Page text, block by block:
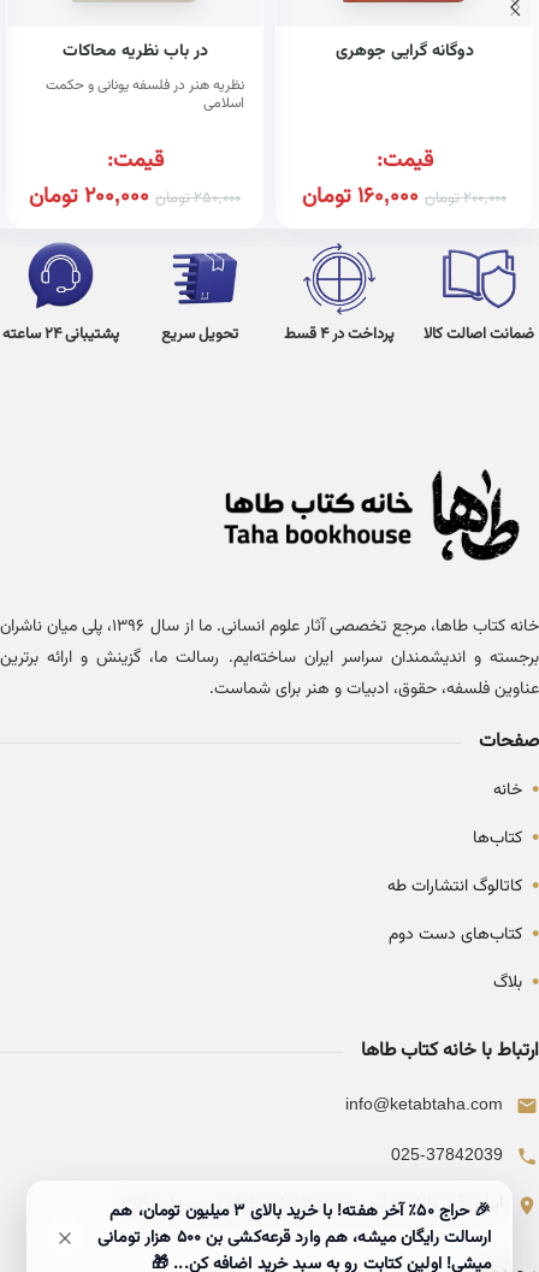
دوگانه گرایی جوهری
قیمت:
200,000تومان 160,000تومان
در باب نظریه محاکات
نظریه هنر در فلسفه یونانی و حکمت
اسلامی
قیمت:
250,000تومان 200,000تومان
ضمانت اصالت کالا پرداخت در 4 قسط تحویل سریع پشتیبانی 24 ساعته
خانه کتاب طاها، مرجع تخصصی آثار علوم انسانی. ما از سال ۱۳۹۶، پلی میان ناشران
برجسته و اندیشمندان سراسر ایران ساخته‌ایم. رسالت ما، گزینش و ارائه برترین
عناوین فلسفه، حقوق، ادبیات و هنر برای شماست.
صفحات
• خانه
• کتاب‌ها
• کاتالوگ انتشارات طه
• کتاب‌های دست دوم
• بلاگ
ارتباط با خانه کتاب طاها
info@ketabtaha.com
025-37842039
ایران، قم، بلوار معلم، مجتمع ناشران، طبقه سوم، واحد ۳۱۴
🎉 حراج ۵۰٪ آخر هفته! با خرید بالای 3 میلیون تومان، هم
ارسالت رایگان میشه، هم وارد قرعه‌کشی بن ۵۰۰ هزار تومانی
میشی! اولین کتابت رو به سبد خرید اضافه کن... 🎁